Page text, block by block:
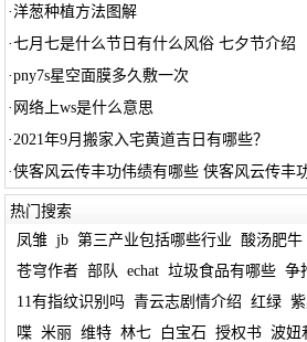
·洋葱种植方法图解
·七月七是什么节日有什么风俗 七夕节介绍
·pny7s星空面膜多久敷一次
· 网络上ws是什么意思
·2021年9月搬家入宅黄道吉日有哪些？
·侠客风云传丰功伟绩有哪些 侠客风云传丰
热门搜索
凤雏 jb 第三产业包括哪些行业 酸汤肥牛
苍穹作者 部队 echat 垃圾食品有哪些 争
11有指纹识别吗 青云志剧情介绍 红绿
喋 米丽 维特 林七 白宝石 授权书 波妞